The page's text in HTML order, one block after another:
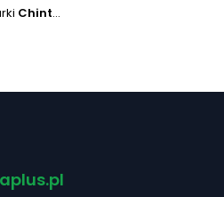
Chint...